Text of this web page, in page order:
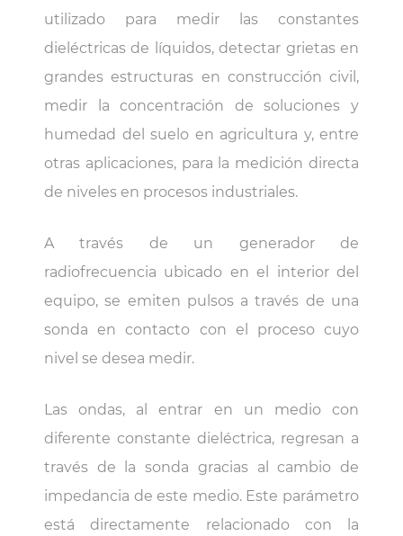
utilizado para medir las constantes
dieléctricas de líquidos, detectar grietas en
grandes estructuras en construcción civil,
medir la concentración de soluciones y
humedad del suelo en agricultura y, entre
otras aplicaciones, para la medición directa
de niveles en procesos industriales.
A través de un generador de
radiofrecuencia ubicado en el interior del
equipo, se emiten pulsos a través de una
sonda en contacto con el proceso cuyo
nivel se desea medir.
Las ondas, al entrar en un medio con
diferente constante dieléctrica, regresan a
través de la sonda gracias al cambio de
impedancia de este medio. Este parámetro
está directamente relacionado con la